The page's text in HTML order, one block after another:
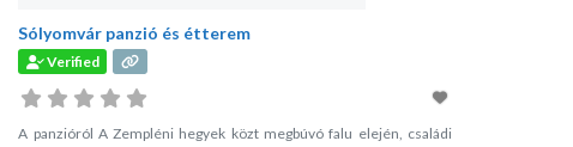
Sólyomvár panzió és étterem
Verified
A panzióról A Zempléni hegyek közt megbúvó falu elején, családi